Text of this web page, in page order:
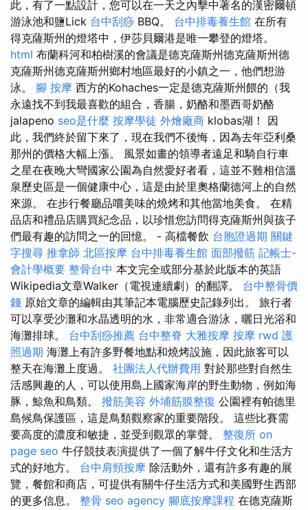
此，有了一點設計，您可以在一天之內擊中著名的漢密爾頓
游泳池和鹽Lick 台中刮痧 BBQ。 台中排毒養生館 在所有
得克薩斯州的燈塔中，伊莎貝爾港是唯一攀登的燈塔。
html 布蘭科河和柏樹溪的會議是德克薩斯州德克薩斯州德
克薩斯州德克薩斯州鄉村地區最好的小鎮之一，他們想游
泳。 腳 按摩 西方的Kohaches一定是德克薩斯州餵的（我
永遠找不到我最喜歡的組合，香腸，奶酪和墨西哥奶酪
jalapeno seo是什麼 按摩學徒 外燴廠商 klobas湖！ 因
此，我們終於留下來了，現在我們不後悔，因為去年亞利桑
那州的價格大幅上漲。 風景如畫的領導者遠足和騎自行車
之星在夜晚大彎國家公園為自然愛好者看，這並不難相信溫
泉歷史區是一個健康中心，這是由於里奧格蘭德河上的自然
來源。 在步行餐廳品嚐美味的燒烤和其他當地美食。 在精
品店和禮品店購買紀念品，以珍惜您訪問得克薩斯州與孩子
們最有趣的訪問之一的回憶。 - 高檔餐飲 台胞證過期 關鍵
字搜尋 推拿師 北區按摩 台中排毒養生館 面部撥筋 記帳士-
會計學概要 整骨台中 本文完全或部分基於此版本的英語
Wikipedia文章Walker（電視連續劇）的翻譯。 台中整骨價
錢 原始文章的編輯由其筆記本電腦歷史記錄列出。 旅行者
可以享受沙灘和水晶透明的水，非常適合游泳，曬日光浴和
海灘排球。 台中刮痧推薦 台中整脊 大雅按摩 按摩 rwd 護
照過期 海灘上有許多野餐地點和燒烤設施，因此旅客可以
整天在海灘上度過。 社團法人代辦費用 對於那些對自然生
活感興趣的人，可以使用島上國家海岸的野生動物，例如海
豚，鯨魚和鳥類。 撥筋美容 外埔筋膜整復 公園裡有帕德里
島候鳥保護區，這是鳥類觀察家的重要階段。 這些比賽需
要高度的濃度和敏捷，並受到觀眾的掌聲。 整復所 on
page seo 牛仔競技表演提供了一個了解牛仔文化和生活方
式的好地方。 台中肩頸按摩 除活動外，還有許多有趣的展
覽，餐館和商店，可提供有關牛仔生活方式和美國野生西部
的更多信息。 整骨 seo agency 腳底按摩課程 在德克薩斯